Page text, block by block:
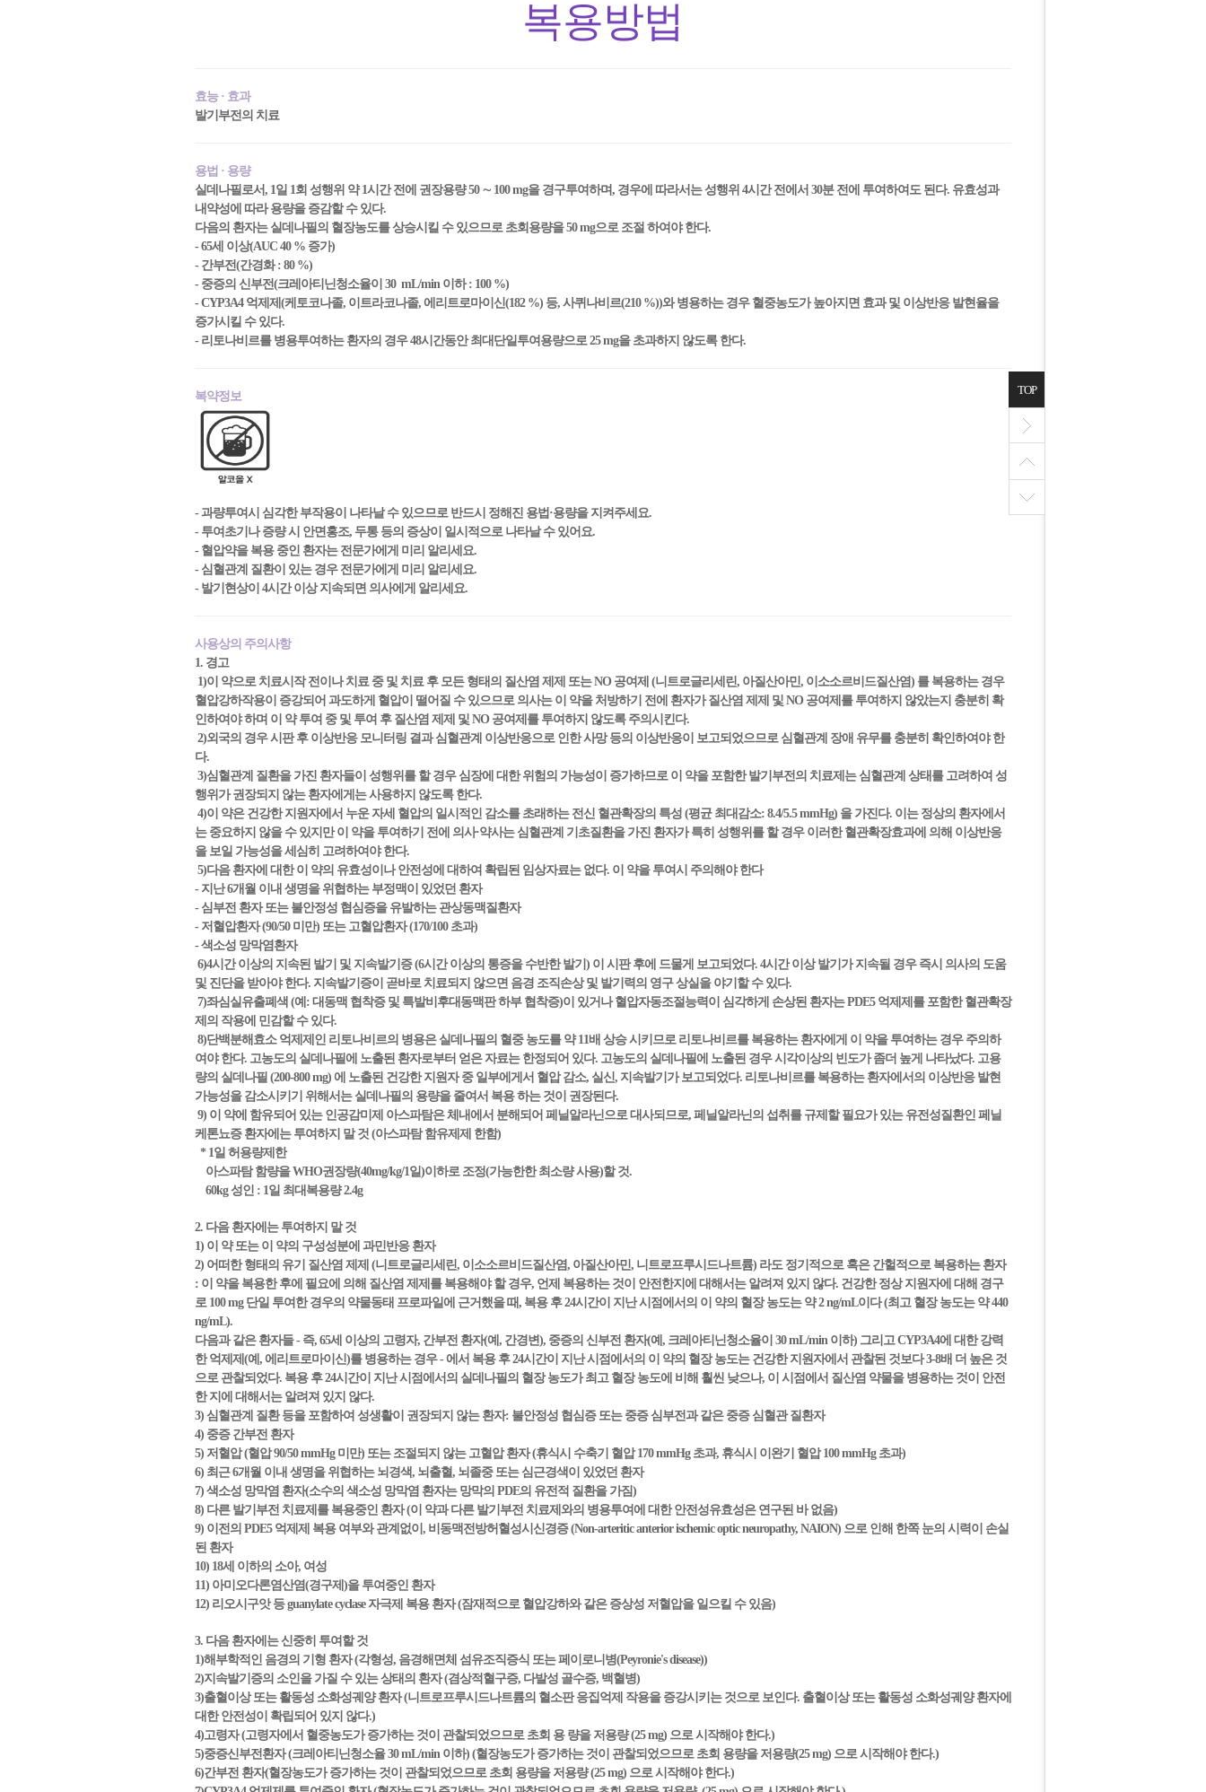
복용방법
효능 · 효과
발기부전의 치료
용법 · 용량
실데나필로서, 1일 1회 성행위 약 1시간 전에 권장용량 50 ∼ 100 mg을 경구투여하며, 경우에 따라서는 성행위 4시간 전에서 30분 전에 투여하여도 된다. 유효성과
내약성에 따라 용량을 증감할 수 있다.
다음의 환자는 실데나필의 혈장농도를 상승시킬 수 있으므로 초회용량을 50 mg으로 조절 하여야 한다.
- 65세 이상(AUC 40 % 증가)
- 간부전(간경화 : 80 %)
- 중증의 신부전(크레아티닌청소율이 30 mL/min 이하 : 100 %)
- CYP3A4 억제제(케토코나졸, 이트라코나졸, 에리트로마이신(182 %) 등, 사퀴나비르(210 %))와 병용하는 경우 혈중농도가 높아지면 효과 및 이상반응 발현율을
증가시킬 수 있다.
- 리토나비르를 병용투여하는 환자의 경우 48시간동안 최대단일투여용량으로 25 mg을 초과하지 않도록 한다.
복약정보
- 과량투여시 심각한 부작용이 나타날 수 있으므로 반드시 정해진 용법·용량을 지켜주세요.
- 투여초기나 증량 시 안면홍조, 두통 등의 증상이 일시적으로 나타날 수 있어요.
- 혈압약을 복용 중인 환자는 전문가에게 미리 알리세요.
- 심혈관계 질환이 있는 경우 전문가에게 미리 알리세요.
- 발기현상이 4시간 이상 지속되면 의사에게 알리세요.
사용상의 주의사항
1. 경고
1)이 약으로 치료시작 전이나 치료 중 및 치료 후 모든 형태의 질산염 제제 또는 NO 공여제 (니트로글리세린, 아질산아민, 이소소르비드질산염) 를 복용하는 경우
혈압강하작용이 증강되어 과도하게 혈압이 떨어질 수 있으므로 의사는 이 약을 처방하기 전에 환자가 질산염 제제 및 NO 공여제를 투여하지 않았는지 충분히 확
인하여야 하며 이 약 투여 중 및 투여 후 질산염 제제 및 NO 공여제를 투여하지 않도록 주의시킨다.
2)외국의 경우 시판 후 이상반응 모니터링 결과 심혈관계 이상반응으로 인한 사망 등의 이상반응이 보고되었으므로 심혈관계 장애 유무를 충분히 확인하여야 한
다.
3)심혈관계 질환을 가진 환자들이 성행위를 할 경우 심장에 대한 위험의 가능성이 증가하므로 이 약을 포함한 발기부전의 치료제는 심혈관계 상태를 고려하여 성
행위가 권장되지 않는 환자에게는 사용하지 않도록 한다.
4)이 약은 건강한 지원자에서 누운 자세 혈압의 일시적인 감소를 초래하는 전신 혈관확장의 특성 (평균 최대감소: 8.4/5.5 mmHg) 을 가진다. 이는 정상의 환자에서
는 중요하지 않을 수 있지만 이 약을 투여하기 전에 의사·약사는 심혈관계 기초질환을 가진 환자가 특히 성행위를 할 경우 이러한 혈관확장효과에 의해 이상반응
을 보일 가능성을 세심히 고려하여야 한다.
5)다음 환자에 대한 이 약의 유효성이나 안전성에 대하여 확립된 임상자료는 없다. 이 약을 투여시 주의해야 한다
- 지난 6개월 이내 생명을 위협하는 부정맥이 있었던 환자
- 심부전 환자 또는 불안정성 협심증을 유발하는 관상동맥질환자
- 저혈압환자 (90/50 미만) 또는 고혈압환자 (170/100 초과)
- 색소성 망막염환자
6)4시간 이상의 지속된 발기 및 지속발기증 (6시간 이상의 통증을 수반한 발기) 이 시판 후에 드물게 보고되었다. 4시간 이상 발기가 지속될 경우 즉시 의사의 도움
및 진단을 받아야 한다. 지속발기증이 곧바로 치료되지 않으면 음경 조직손상 및 발기력의 영구 상실을 야기할 수 있다.
7)좌심실유출폐색 (예: 대동맥 협착증 및 특발비후대동맥판 하부 협착증)이 있거나 혈압자동조절능력이 심각하게 손상된 환자는 PDE5 억제제를 포함한 혈관확장
제의 작용에 민감할 수 있다.
8)단백분해효소 억제제인 리토나비르의 병용은 실데나필의 혈중 농도를 약 11배 상승 시키므로 리토나비르를 복용하는 환자에게 이 약을 투여하는 경우 주의하
여야 한다. 고농도의 실데나필에 노출된 환자로부터 얻은 자료는 한정되어 있다. 고농도의 실데나필에 노출된 경우 시각이상의 빈도가 좀더 높게 나타났다. 고용
량의 실데나필 (200-800 mg) 에 노출된 건강한 지원자 중 일부에게서 혈압 감소, 실신, 지속발기가 보고되었다. 리토나비르를 복용하는 환자에서의 이상반응 발현
가능성을 감소시키기 위해서는 실데나필의 용량을 줄여서 복용 하는 것이 권장된다.
9) 이 약에 함유되어 있는 인공감미제 아스파탐은 체내에서 분해되어 페닐알라닌으로 대사되므로, 페닐알라닌의 섭취를 규제할 필요가 있는 유전성질환인 페닐
케톤뇨증 환자에는 투여하지 말 것 (아스파탐 함유제제 한함)
* 1일 허용량제한
아스파탐 함량을 WHO권장량(40mg/kg/1일)이하로 조정(가능한한 최소량 사용)할 것.
60kg 성인 : 1일 최대복용량 2.4g
2. 다음 환자에는 투여하지 말 것
1) 이 약 또는 이 약의 구성성분에 과민반응 환자
2) 어떠한 형태의 유기 질산염 제제 (니트로글리세린, 이소소르비드질산염, 아질산아민, 니트로프루시드나트륨) 라도 정기적으로 혹은 간헐적으로 복용하는 환자
: 이 약을 복용한 후에 필요에 의해 질산염 제제를 복용해야 할 경우, 언제 복용하는 것이 안전한지에 대해서는 알려져 있지 않다. 건강한 정상 지원자에 대해 경구
로 100 mg 단일 투여한 경우의 약물동태 프로파일에 근거했을 때, 복용 후 24시간이 지난 시점에서의 이 약의 혈장 농도는 약 2 ng/mL이다 (최고 혈장 농도는 약 440
ng/mL).
다음과 같은 환자들 - 즉, 65세 이상의 고령자, 간부전 환자(예, 간경변), 중증의 신부전 환자(예, 크레아티닌청소율이 30 mL/min 이하) 그리고 CYP3A4에 대한 강력
한 억제제(예, 에리트로마이신)를 병용하는 경우 - 에서 복용 후 24시간이 지난 시점에서의 이 약의 혈장 농도는 건강한 지원자에서 관찰된 것보다 3-8배 더 높은 것
으로 관찰되었다. 복용 후 24시간이 지난 시점에서의 실데나필의 혈장 농도가 최고 혈장 농도에 비해 훨씬 낮으나, 이 시점에서 질산염 약물을 병용하는 것이 안전
한 지에 대해서는 알려져 있지 않다.
3) 심혈관계 질환 등을 포함하여 성생활이 권장되지 않는 환자: 불안정성 협심증 또는 중증 심부전과 같은 중증 심혈관 질환자
4) 중증 간부전 환자
5) 저혈압 (혈압 90/50 mmHg 미만) 또는 조절되지 않는 고혈압 환자 (휴식시 수축기 혈압 170 mmHg 초과, 휴식시 이완기 혈압 100 mmHg 초과)
6) 최근 6개월 이내 생명을 위협하는 뇌경색, 뇌출혈, 뇌졸중 또는 심근경색이 있었던 환자
7) 색소성 망막염 환자(소수의 색소성 망막염 환자는 망막의 PDE의 유전적 질환을 가짐)
8) 다른 발기부전 치료제를 복용중인 환자 (이 약과 다른 발기부전 치료제와의 병용투여에 대한 안전성유효성은 연구된 바 없음)
9) 이전의 PDE5 억제제 복용 여부와 관계없이, 비동맥전방허혈성시신경증 (Non-arteritic anterior ischemic optic neuropathy, NAION) 으로 인해 한쪽 눈의 시력이 손실
된 환자
10) 18세 이하의 소아, 여성
11) 아미오다론염산염(경구제)을 투여중인 환자
12) 리오시구앗 등 guanylate cyclase 자극제 복용 환자 (잠재적으로 혈압강하와 같은 증상성 저혈압을 일으킬 수 있음)
3. 다음 환자에는 신중히 투여할 것
1)해부학적인 음경의 기형 환자 (각형성, 음경해면체 섬유조직증식 또는 페이로니병(Peyronie's disease))
2)지속발기증의 소인을 가질 수 있는 상태의 환자 (겸상적혈구증, 다발성 골수증, 백혈병)
3)출혈이상 또는 활동성 소화성궤양 환자 (니트로프루시드나트륨의 혈소판 응집억제 작용을 증강시키는 것으로 보인다. 출혈이상 또는 활동성 소화성궤양 환자에
대한 안전성이 확립되어 있지 않다.)
4)고령자 (고령자에서 혈중농도가 증가하는 것이 관찰되었으므로 초회 용 량을 저용량 (25 mg) 으로 시작해야 한다.)
5)중증신부전환자 (크레아티닌청소율 30 mL/min 이하) (혈장농도가 증가하는 것이 관찰되었으므로 초회 용량을 저용량(25 mg) 으로 시작해야 한다.)
6)간부전 환자(혈장농도가 증가하는 것이 관찰되었으므로 초회 용량을 저용량 (25 mg) 으로 시작해야 한다.)
TOP